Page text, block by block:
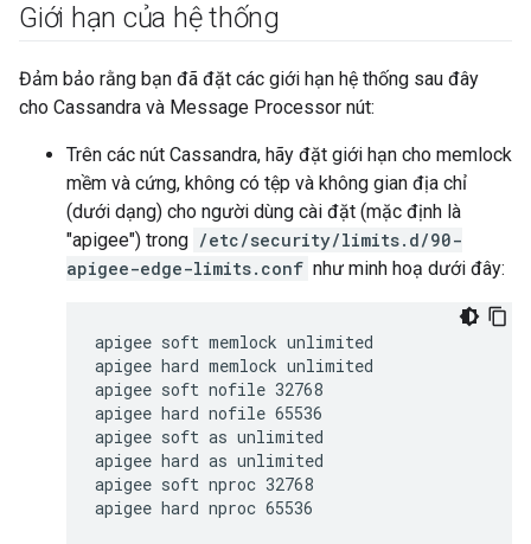
Giới hạn của hệ thống
Đảm bảo rằng bạn đã đặt các giới hạn hệ thống sau đây
cho Cassandra và Message Processor nút:
Trên các nút Cassandra, hãy đặt giới hạn cho memlock
mềm và cứng, không có tệp và không gian địa chỉ
(dưới dạng) cho người dùng cài đặt (mặc định là
"apigee") trong /etc/security/limits.d/90-
apigee-edge-limits.conf như minh hoạ dưới đây:
apigee soft memlock unlimited
apigee hard memlock unlimited
apigee soft nofile 32768
apigee hard nofile 65536
apigee soft as unlimited
apigee hard as unlimited
apigee soft nproc 32768
apigee hard nproc 65536